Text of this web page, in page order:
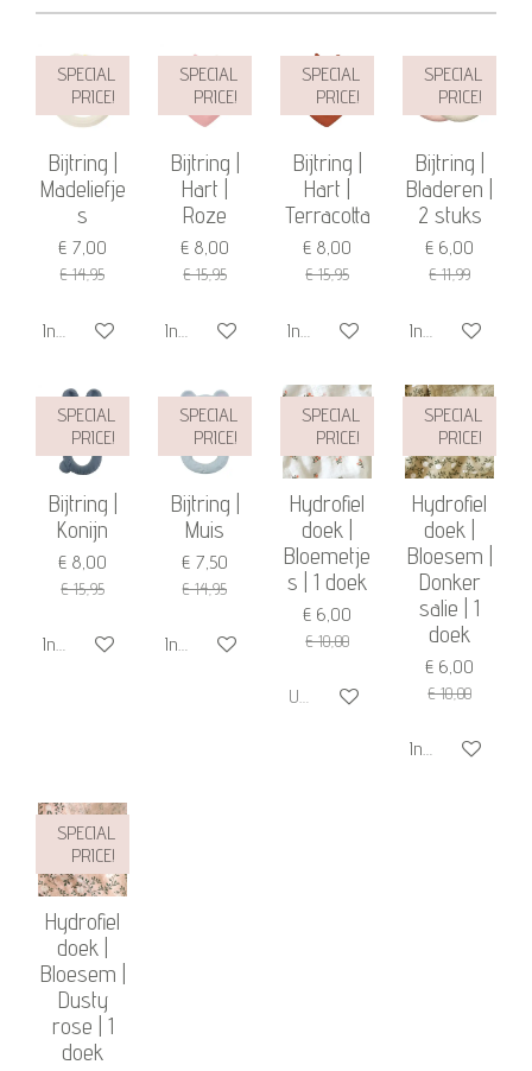
SPECIAL
PRICE!
Bijtring |
Madeliefje
s
€ 7,00
€ 14,95
In winkelwagen
SPECIAL
PRICE!
Bijtring |
Hart |
Roze
€ 8,00
€ 15,95
In winkelwagen
SPECIAL
PRICE!
Bijtring |
Hart |
Terracotta
€ 8,00
€ 15,95
In winkelwagen
SPECIAL
PRICE!
Bijtring |
Bladeren |
2 stuks
€ 6,00
€ 11,99
In winkelwagen
SPECIAL
PRICE!
Bijtring |
Konijn
€ 8,00
€ 15,95
In winkelwagen
SPECIAL
PRICE!
Bijtring |
Muis
€ 7,50
€ 14,95
In winkelwagen
SPECIAL
PRICE!
Hydrofiel
doek |
Bloemetje
s | 1 doek
€ 6,00
€ 10,00
Uitverkocht
SPECIAL
PRICE!
Hydrofiel
doek |
Bloesem |
Donker
salie | 1
doek
€ 6,00
€ 10,00
In winkelwagen
SPECIAL
PRICE!
Hydrofiel
doek |
Bloesem |
Dusty
rose | 1
doek